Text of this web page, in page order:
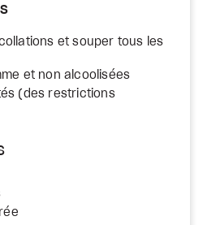
et souper tous les
et non alcoolisées
(des restrictions